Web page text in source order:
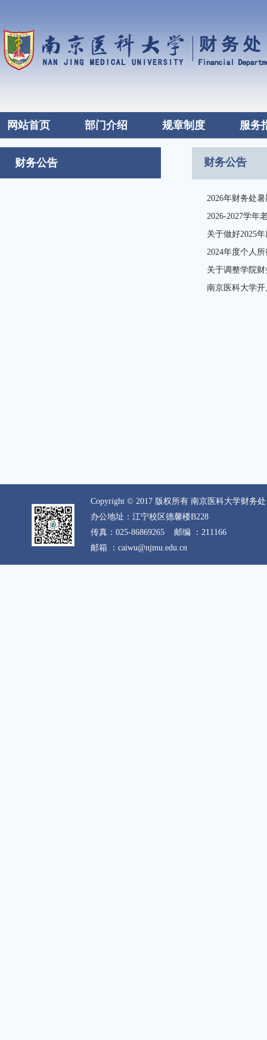
网站首页 部门介绍 规章制度 服务
财务公告 财务公告
2026年财务处
2026-2027学年
关于做好2025
2024年度个人
关于调整学院
南京医科大学
Copyright © 2017 版权所有 南京医科大学财务处
办公地址：江宁校区德馨楼B228
传真：025-86869265 邮编 ：211166
邮箱 ：caiwu@njmu.edu.cn